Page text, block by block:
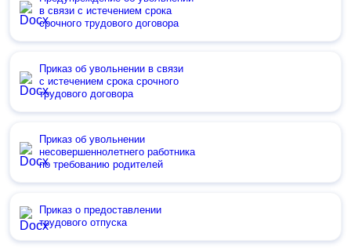
в связи с истечением срока
срочного трудового договора
Приказ об увольнении в связи
с истечением срока срочного
трудового договора
Приказ об увольнении
несовершеннолетнего работника
по требованию родителей
Приказ о предоставлении
трудового отпуска